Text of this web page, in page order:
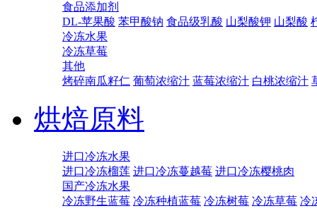
食品添加剂
DL-苹果酸 苯甲酸钠 食品级乳酸 山梨酸钾 山梨酸
冷冻水果
冷冻草莓
其他
烤碎南瓜籽仁 葡萄浓缩汁 蓝莓浓缩汁 白桃浓缩汁
烘焙原料
进口冷冻水果
进口冷冻榴莲 进口冷冻蔓越莓 进口冷冻樱桃肉
国产冷冻水果
冷冻野生蓝莓 冷冻种植蓝莓 冷冻树莓 冷冻草莓 冷